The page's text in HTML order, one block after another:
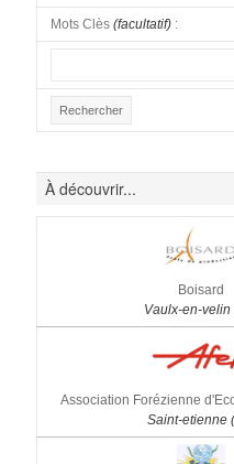
Mots Clès(facultatif) :
À découvrir...
Boisard
Vaulx-en-velin
Association Forézienne
Saint-etienne